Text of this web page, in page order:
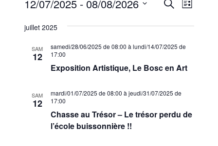
Évènements
R
h
e
c
h
R
r
h
v
a
o
L
s
e
12/07/2025 - 08/08/2026
é
juillet 2025
SAM
12
Exposition Artistique, Le Bosc en Art
samedi/28/06/2025 de 08:00 à lundi/14/07/2025 de
17:00
SAM
12
Chasse au Trésor – Le trésor perdu de
l’école buissonnière !!
mardi/01/07/2025 de 08:00 à jeudi/31/07/2025 de
17:00